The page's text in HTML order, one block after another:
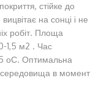
стійке до
на сонці і не
робіт. Площа
1,5 м2 . Час
оС. Оптимальна
в момент